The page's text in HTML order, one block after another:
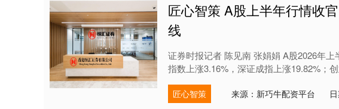
匠心智策 A股上半年行情收
线
证券时报记者 陈见南 张娟娟 A股2026年
指数上涨3.16%，深证成指上涨19.82%；
匠心智策 来源：新巧牛配资平台